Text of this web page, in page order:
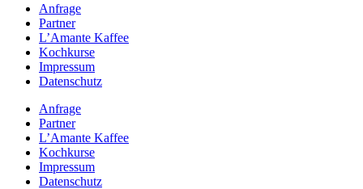
Anfrage
Partner
L’Amante Kaffee
Kochkurse
Impressum
Datenschutz
Anfrage
Partner
L’Amante Kaffee
Kochkurse
Impressum
Datenschutz